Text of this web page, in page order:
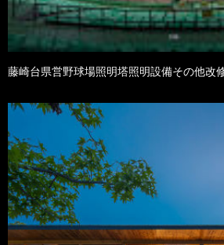
藤崎台県営野球場照明塔照明設備その他改